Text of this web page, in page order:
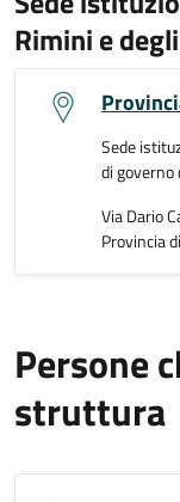
Rimini e
Sede
di
Via Dario
Provincia
Persone
struttura